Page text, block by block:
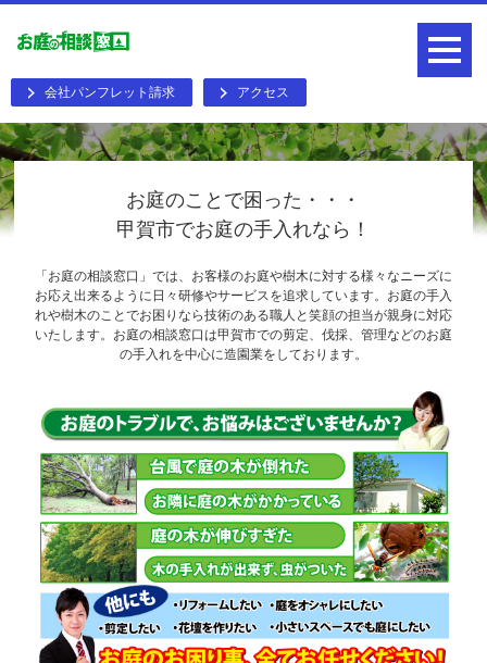
会社パンフレット請求 アクセス
お庭のことで困った・・・
甲賀市でお庭の手入れなら！
「お庭の相談窓口」では、お客様のお庭や樹木に対する様々なニーズに
お応え出来るように日々研修やサービスを追求しています。お庭の手入
れや樹木のことでお困りなら技術のある職人と笑顔の担当が親身に対応
いたします。お庭の相談窓口は甲賀市での剪定、伐採、管理などのお庭
の手入れを中心に造園業をしております。